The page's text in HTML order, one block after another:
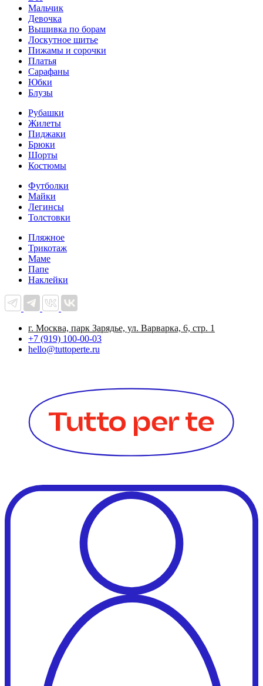
Мальчик
Девочка
Вышивка по борам
Лоскутное шитье
Пижамы и сорочки
Платья
Сарафаны
Юбки
Блузы
Рубашки
Жилеты
Пиджаки
Брюки
Шорты
Костюмы
Футболки
Майки
Легинсы
Толстовки
Пляжное
Трикотаж
Маме
Папе
Наклейки
г. Москва, парк Зарядье, ул. Варварка, 6, стр. 1
+7 (919) 100-00-03
hello@tuttoperte.ru